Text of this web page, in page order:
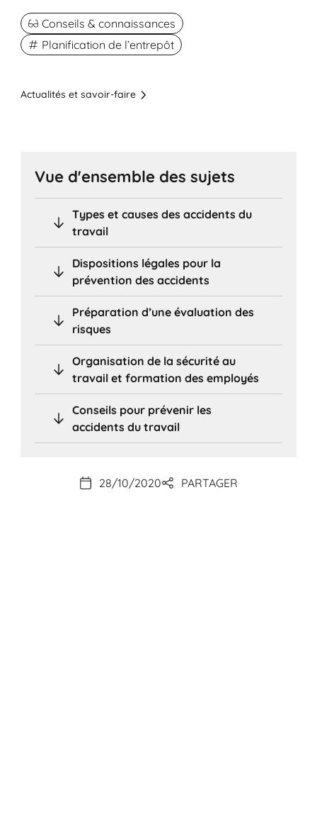
Conseils & connaissances
Planification de l’entrepôt
Actualités et savoir-faire
Vue d'ensemble des sujets
Types et causes des accidents du
travail
Dispositions légales pour la
prévention des accidents
Préparation d’une évaluation des
risques
Organisation de la sécurité au
travail et formation des employés
Conseils pour prévenir les
accidents du travail
28/10/2020 PARTAGER